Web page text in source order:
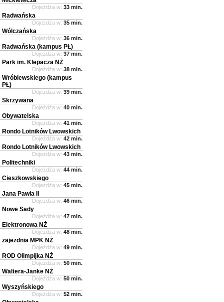
Dojeżdża w: 33 min.
Radwańska
Dojeżdża w: 35 min.
Wólczańska
Dojeżdża w: 36 min.
Radwańska (kampus PŁ)
Dojeżdża w: 37 min.
Park im. Klepacza NŻ
Dojeżdża w: 38 min.
Wróblewskiego (kampus
PŁ)
Dojeżdża w: 39 min.
Skrzywana
Dojeżdża w: 40 min.
Obywatelska
Dojeżdża w: 41 min.
Rondo Lotników Lwowskich
Dojeżdża w: 42 min.
Rondo Lotników Lwowskich
Dojeżdża w: 43 min.
Politechniki
Dojeżdża w: 44 min.
Cieszkowskiego
Dojeżdża w: 45 min.
Jana Pawła II
Dojeżdża w: 46 min.
Nowe Sady
Dojeżdża w: 47 min.
Elektronowa NŻ
Dojeżdża w: 48 min.
zajezdnia MPK NŻ
Dojeżdża w: 49 min.
ROD Olimpijka NŻ
Dojeżdża w: 50 min.
Waltera-Janke NŻ
Dojeżdża w: 50 min.
Wyszyńskiego
Dojeżdża w: 52 min.